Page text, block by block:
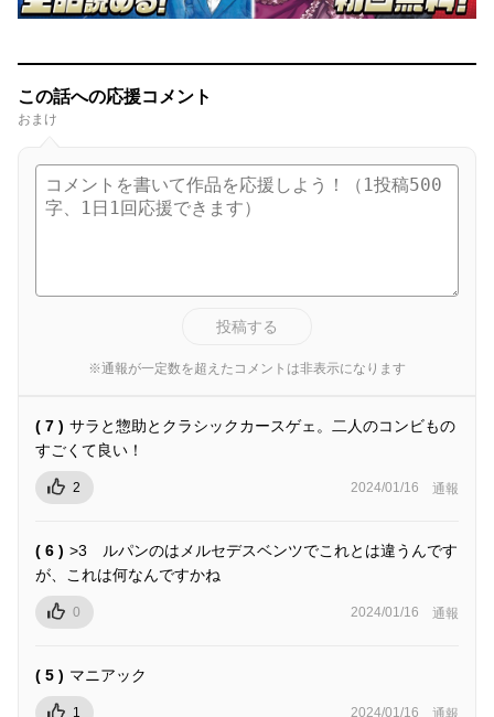
この話への応援コメント
おまけ
投稿する
※通報が一定数を超えたコメントは非表示になります
( 7 ) サラと惣助とクラシックカースゲェ。二人のコンビもの
すごくて良い！
2 2024/01/16 通報
( 6 ) >3 ルパンのはメルセデスベンツでこれとは違うんです
が、これは何なんですかね
0 2024/01/16 通報
( 5 ) マニアック
1 2024/01/16 通報